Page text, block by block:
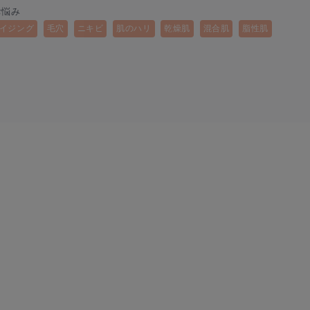
み
ジング 毛穴 ニキビ 肌のハリ 乾燥肌 混合肌 脂性肌